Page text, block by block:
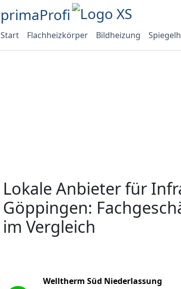
primaProfi
Start Flachheizkörper Bildheizung
Lokale Anbieter für
Göppingen:
im Vergleich
Welltherm Süd Niederlassung